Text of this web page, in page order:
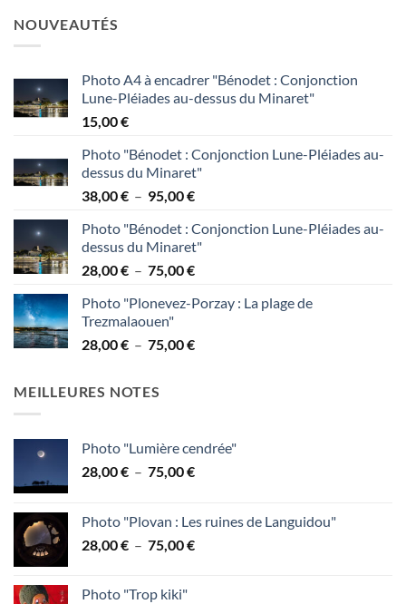
95,00 €
NOUVEAUTÉS
Photo A4 à encadrer "Bénodet : Conjonction
Lune-Pléiades au-dessus du Minaret"
15,00€
Photo "Bénodet : Conjonction Lune-Pléiades au-
dessus du Minaret"
38,00€ – 95,00€Plage
prix :
38,00 €
à
Photo "Bénodet : Conjonction Lune-Pléiades au-
dessus du Minaret"
28,00€ – 75,00€Plage
prix :
à
Photo "Plonevez-Porzay : La plage de
Trezmalaouen"
28,00€ – 75,00€Plage
MEILLEURES NOTES
Photo "Lumière cendrée"
28,00€ – 75,00€Plage
28,00 €
à
Photo "Plovan : Les ruines de Languidou"
28,00€ – 75,00€Plage
Photo "Trop kiki"